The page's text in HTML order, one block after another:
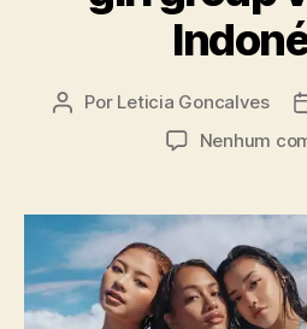
o
r
i
s
A
r
d
o
p
o
Por Leticia Goncalves
Nenhum